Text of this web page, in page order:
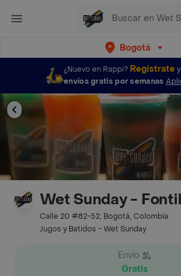
Bogotá
¿Nuevo en Rappi? Regístrate
envíos gratis por semanas
Wet Sunday -
Calle 20 #82-52, Bogotá, Colombia
Jugos y Batidos - Wet Sunday
Envío
Gratis